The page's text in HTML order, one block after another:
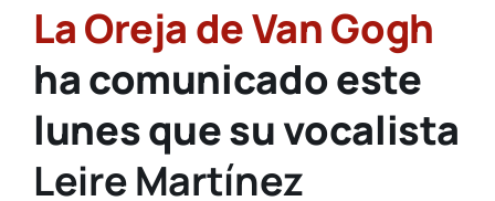
La Oreja de Van Gogh
ha comunicado este
lunes que su vocalista
Leire Martínez